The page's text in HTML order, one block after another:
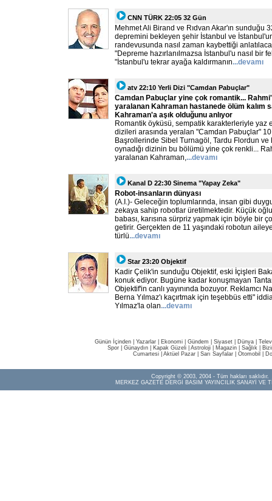
CNN TÜRK 22:05 32 Gün
Mehmet Ali Birand ve Rıdvan Akar'ın sunduğu
depremini bekleyen şehir İstanbul ve
randevusunda nasıl zaman kaybettiği
"Depreme hazırlanılmazsa İstanbul'u nasıl bir
"İstanbul'u tekrar ayağa kaldırmanın...devamı
atv 22:10 Yerli Dizi "Camdan Pabuçlar"
Camdan Pabuçlar yine çok romantik...
yaralanan Kahraman hastanede ölüm kalım
Kahraman'a aşık olduğunu anlıyor
Romantik öyküsü, sempatik karakterleriyle yaz
dizileri arasında yeralan "Camdan Pabuçlar"
Başrollerinde Sibel Turnagöl, Tardu Flordun ve
oynadığı dizinin bu bölümü yine çok renkli...
yaralanan Kahraman,...devamı
Kanal D 22:30 Sinema "Yapay Zeka"
Robot-insanların dünyası
(A.I.)- Geleceğin toplumlarında, insan gibi
zekaya sahip robotlar üretilmektedir. Küçük
babası, karısına sürpriz yapmak için böyle bir
getirir. Gerçekten de 11 yaşındaki robotun
türlü...devamı
Star 23:20 Objektif
Kadir Çelik'in sunduğu Objektif, eski İçişleri
konuk ediyor. Bugüne kadar konuşmayan
Objektif'in canlı yayınında bozuyor. Reklamcı
Berna Yılmaz'ı kaçırtmak için teşebbüs etti"
Yılmaz'la olan...devamı
Günün İçinden Yazarlar Ekonomi Gündem Siyaset Dünya |
Spor
Günaydın Kapak Güzeli Astroloji Magazin Sağlık
Cumartesi| Aktüel Pazar| Sarı Sayfalar| Otomobil
Copyright © 2003, 2004 - Tüm hakları saklıdır.
MERKEZ GAZETE DERGİ BASIM YAYINCILIK SANAYİ VE